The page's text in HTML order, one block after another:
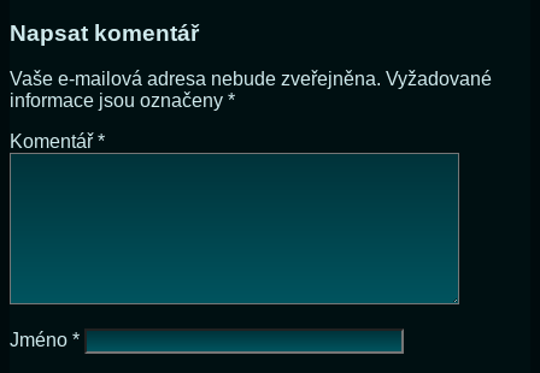
Napsat komentář
Vaše e-mailová adresa nebude zveřejněna. Vyžadované
informace jsou označeny *
Komentář *
Jméno *